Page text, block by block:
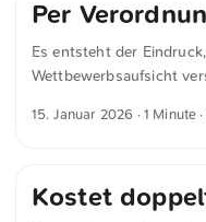
Per
Es entsteht der
Wettbewerbsaufsicht
jedoch nichts. Auffällig
15. Januar 2026 · 1 Minute
Kostet